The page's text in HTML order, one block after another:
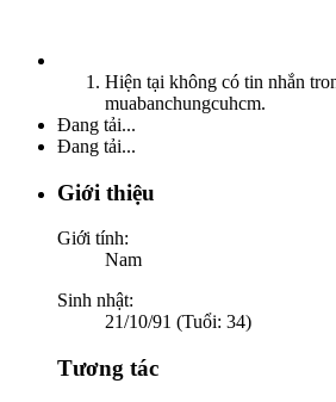
Hiện tại không có tin nhắn
muabanchungcuhcm.
Đang tải...
Đang tải...
Giới thiệu
Giới tính:
Nam
Sinh nhật:
21/10/91 (Tuổi: 34)
Tương tác